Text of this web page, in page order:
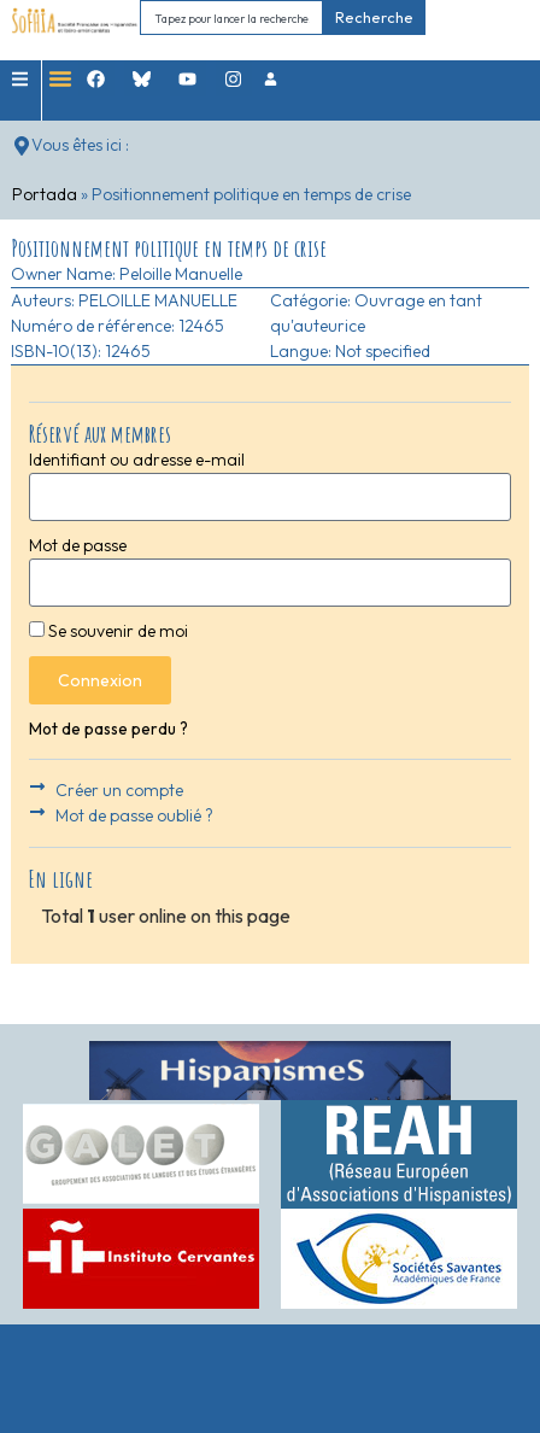
Recherche
Vous êtes ici :
Portada » Positionnement politique en temps de crise
Réservé aux membres
Identifiant ou adresse e-mail
Mot de passe
Se souvenir de moi
Connexion
Mot de passe perdu ?
Créer un compte
Mot de passe oublié ?
En ligne
Total 1 user online on this page
Positionnement politique en temps de crise
Owner Name: Peloille Manuelle
Auteurs: PELOILLE MANUELLE
Numéro de référence: 12465
ISBN-10(13): 12465
Catégorie: Ouvrage en tant
qu'auteurice
Langue: Not specified